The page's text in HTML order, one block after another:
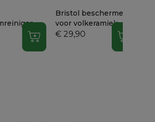
In winkelwagen
Bristol beschermer
voor volkeramiek,
sintered stone en
€ 29,90